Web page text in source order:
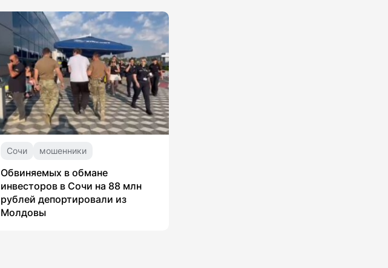
Сочи мошенники
Обвиняемых в обмане
инвесторов в Сочи на 88 млн
рублей депортировали из
Молдовы